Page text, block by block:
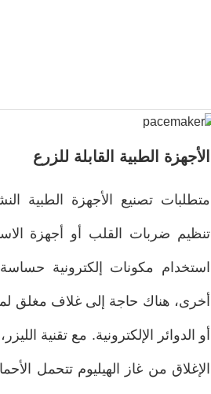
الأجهزة الطبية القابلة للزرع
متطلبات تصنيع الأجهزة الطبية
تنظيم ضربات القلب أو أجهزة
استخدام مكونات إلكترونية
أخرى، هناك حاجة إلى غلاف مغلق
أو الدوائر الإلكترونية. مع تقنية
الإغلاق من غاز الهيليوم تتحمل